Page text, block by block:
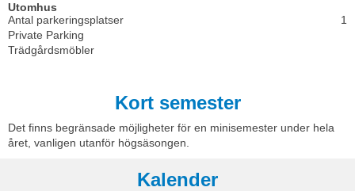
Utomhus
Antal parkeringsplatser
1
Private Parking
Trädgårdsmöbler
Kort semester
Det finns begränsade möjligheter för en minisemester under hela
året, vanligen utanför högsäsongen.
Kalender